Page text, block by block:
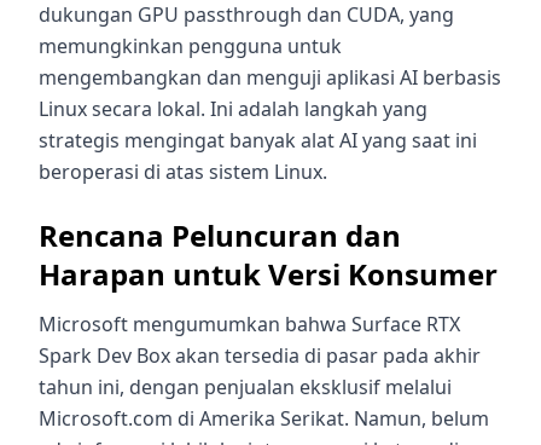
dukungan GPU passthrough dan CUDA, yang
memungkinkan pengguna untuk
mengembangkan dan menguji aplikasi AI berbasis
Linux secara lokal. Ini adalah langkah yang
strategis mengingat banyak alat AI yang saat ini
beroperasi di atas sistem Linux.
Rencana Peluncuran dan
Harapan untuk Versi Konsumer
Microsoft mengumumkan bahwa Surface RTX
Spark Dev Box akan tersedia di pasar pada akhir
tahun ini, dengan penjualan eksklusif melalui
Microsoft.com di Amerika Serikat. Namun, belum